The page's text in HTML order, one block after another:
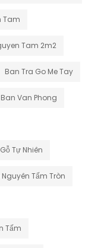
Tam
Tam 2m2
Ban Tra Go Me Tay
Ban Van Phong
Tự Nhiên
Nguyên Tấm Tròn
Tấm